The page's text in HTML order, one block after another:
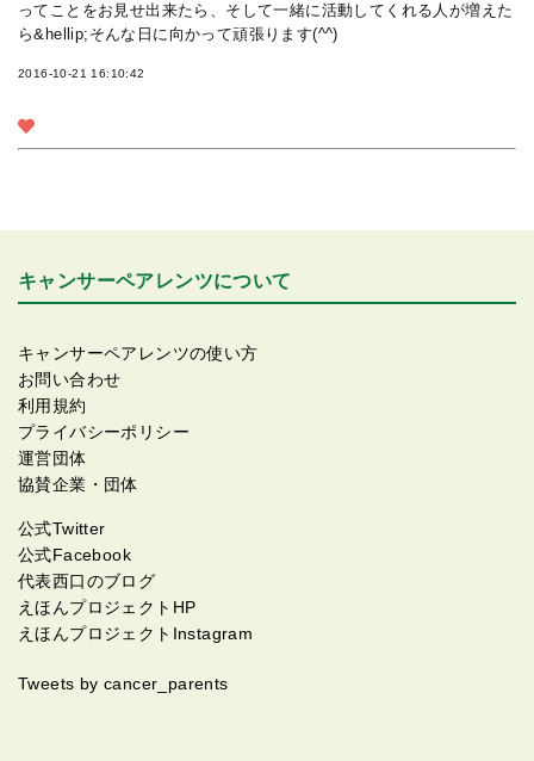
ってことをお見せ出来たら、そして一緒に活動してくれる人が増えた
ら&hellip;そんな日に向かって頑張ります(^^)
2016-10-21 16:10:42
キャンサーペアレンツについて
キャンサーペアレンツの使い方
お問い合わせ
利用規約
プライバシーポリシー
運営団体
協賛企業・団体
公式Twitter
公式Facebook
代表西口のブログ
えほんプロジェクトHP
えほんプロジェクトInstagram
Tweets by cancer_parents